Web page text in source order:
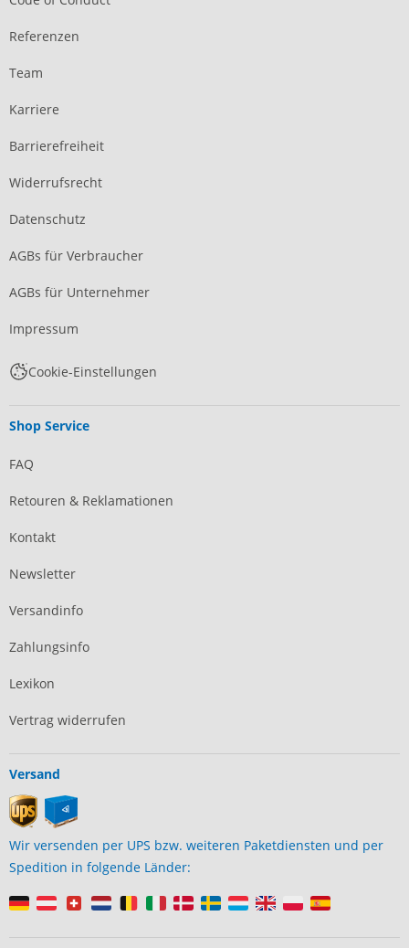
Referenzen
Team
Karriere
Barrierefreiheit
Widerrufsrecht
Datenschutz
AGBs für Verbraucher
AGBs für Unternehmer
Impressum
Cookie-Einstellungen
Shop Service
FAQ
Retouren & Reklamationen
Kontakt
Newsletter
Versandinfo
Zahlungsinfo
Lexikon
Vertrag widerrufen
Versand
Wir versenden per UPS bzw. weiteren Paketdiensten und per
Spedition in folgende Länder: